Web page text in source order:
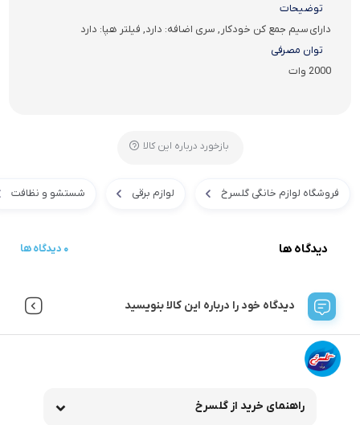
توضیحات
دارای سیم جمع کن خودکار ​, سری اضافه: دارد, فیلتر هپا: دارد
توان مصرفی
2000 وات
بازخورد درباره این کالا
فروشگاه لوازم خانگی گلسرخ لوازم برقی شستشو و نظافت
دیدگاه ها 0 دیدگاه ها
دیدگاه خود را درباره این کالا بنویسید
راهنمای خرید از گلسرخ